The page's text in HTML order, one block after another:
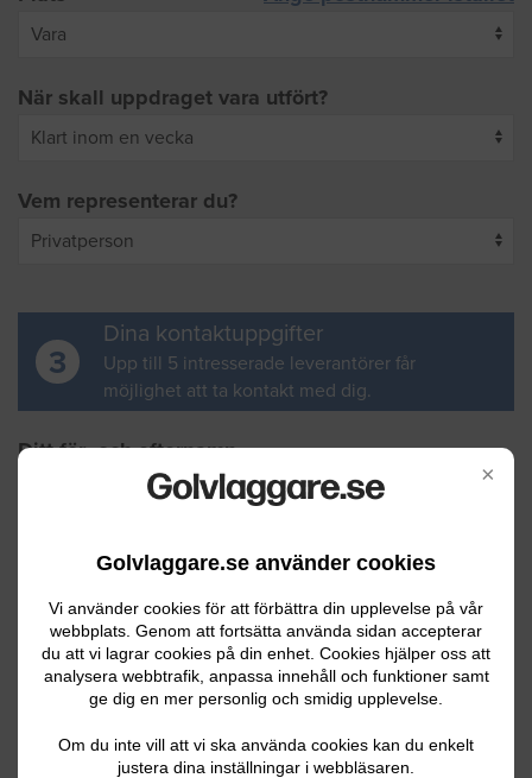
×
Golvlaggare.se använder cookies
Vi använder cookies för att förbättra din upplevelse på vår
webbplats. Genom att fortsätta använda sidan accepterar
du att vi lagrar cookies på din enhet. Cookies hjälper oss att
analysera webbtrafik, anpassa innehåll och funktioner samt
ge dig en mer personlig och smidig upplevelse.
Om du inte vill att vi ska använda cookies kan du enkelt
justera dina inställningar i webbläsaren.
När skall uppdraget vara utfört?
Vem representerar du?
3
Dina kontaktuppgifter
Upp till 5 intresserade leverantörer får
möjlighet att ta kontakt med dig.
Ditt för- och efternamn
Din e-postadress
Ditt telefonnummer